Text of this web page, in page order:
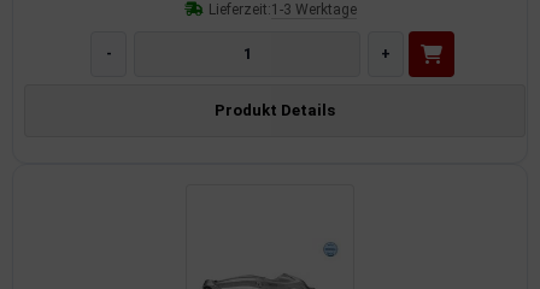
Lieferzeit:1-3 Werktage
- +
Produkt Details